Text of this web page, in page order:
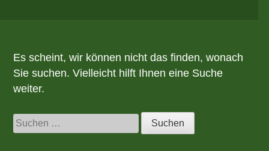
Es scheint, wir können nicht das finden, wonach
Sie suchen. Vielleicht hilft Ihnen eine Suche
weiter.
Suchen
nach: